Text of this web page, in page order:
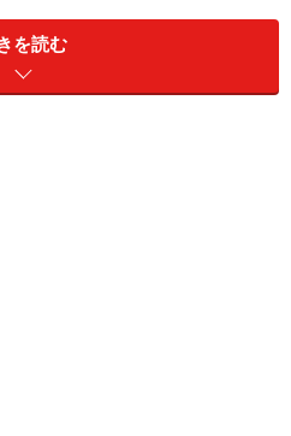
れるか
に耐えられるか」も考える必
を読む